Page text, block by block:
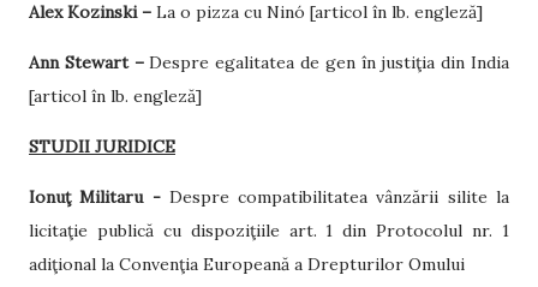
Alex Kozinski – La o pizza cu Ninó [articol în lb. engleză]
Ann Stewart –Despre egalitatea de gen în justiţia din India
[articol în lb. engleză]
STUDII JURIDICE
Ionuţ Militaru - Despre compatibilitatea vânzării silite la
licitaţie publică cu dispoziţiile art. 1 din Protocolul nr. 1
adiţional la Convenţia Europeană a Drepturilor Omului